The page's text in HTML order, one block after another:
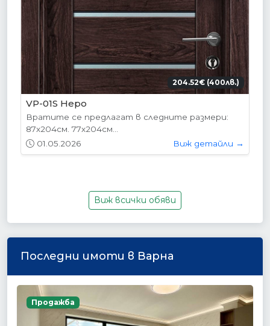
204.52€ (400лв.)
VP-01S Hepo
Вратите се предлагат в следните размери:
87х204см. 77х204см...
01.05.2026
Виж детайли →
Виж всички обяви
Последни имоти в Варна
Продажба